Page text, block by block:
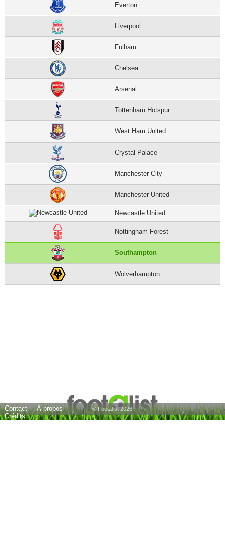
Everton
Liverpool
Fulham
Chelsea
Arsenal
Tottenham Hotspur
West Ham United
Crystal Palace
Manchester City
Manchester United
Newcastle United
Nottingham Forest
Southampton
Wolverhampton
Contact
À propos
Crédits
© Footalist 2026